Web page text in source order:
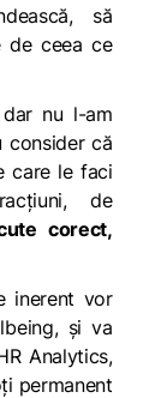
să
de ceea ce
nu l-am
consider că
care le faci
de
corect,
inerent vor
și va
Analytics,
permanent